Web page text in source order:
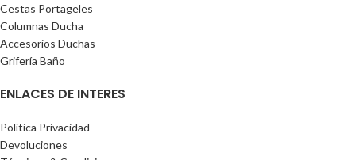
Cestas Portageles
Columnas Ducha
Accesorios Duchas
Grifería Baño
ENLACES DE INTERES
Política Privacidad
Devoluciones